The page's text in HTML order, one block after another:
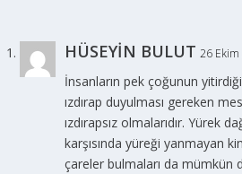
HÜSEYİN BULUT 26
İnsanların pek çoğunun
ızdırap duyulması gereken
ızdırapsız olmalarıdır. Yürek
karşısında yüreği yanmayan
çareler bulmaları da mümkün